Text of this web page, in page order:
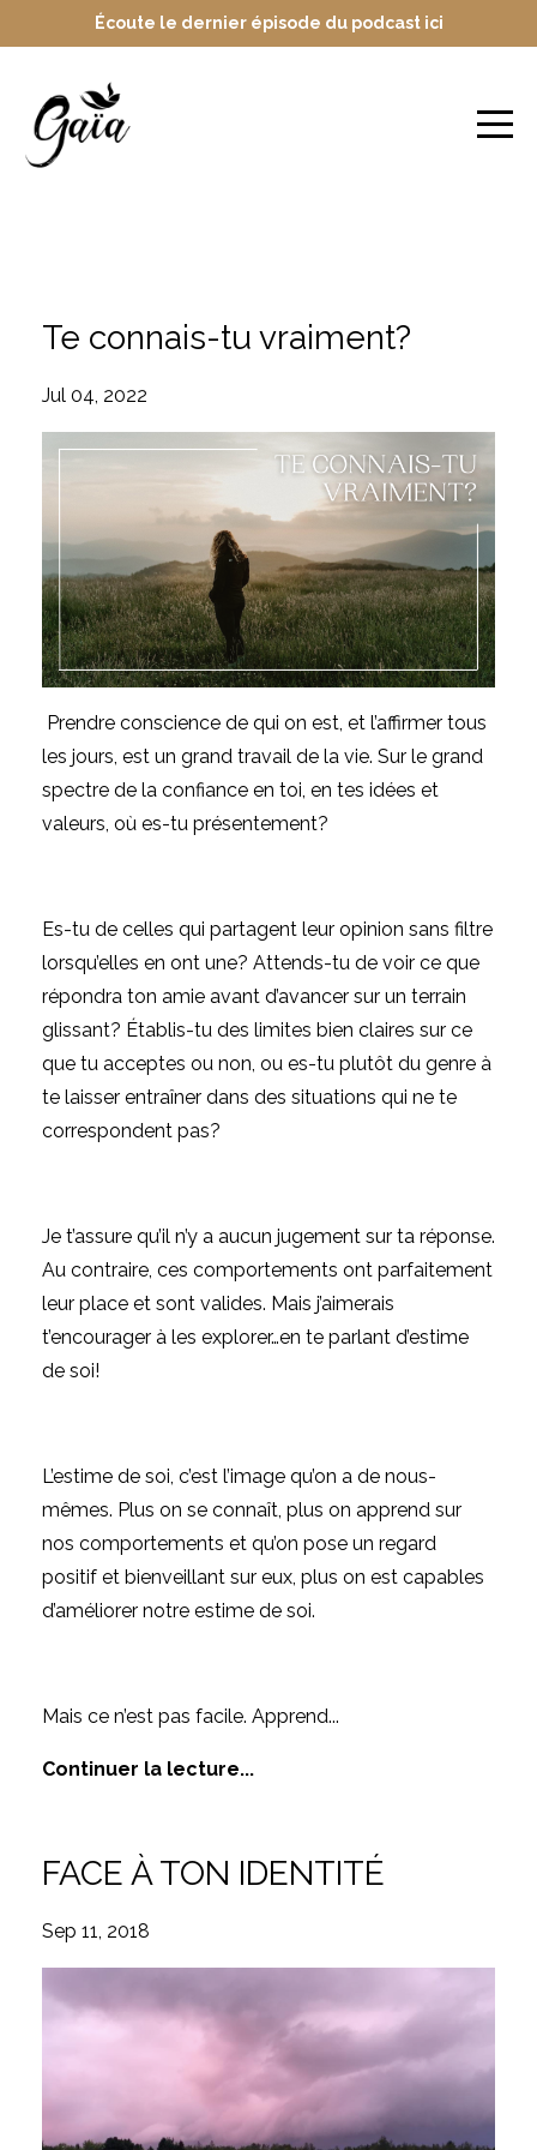
Écoute le dernier épisode du podcast ici
Te connais-tu vraiment?
Jul 04, 2022
Prendre conscience de qui on est, et l’affirmer tous
les jours, est un grand travail de la vie. Sur le grand
spectre de la confiance en toi, en tes idées et
valeurs, où es-tu présentement?
Es-tu de celles qui partagent leur opinion sans filtre
lorsqu’elles en ont une? Attends-tu de voir ce que
répondra ton amie avant d’avancer sur un terrain
glissant? Établis-tu des limites bien claires sur ce
que tu acceptes ou non, ou es-tu plutôt du genre à
te laisser entraîner dans des situations qui ne te
correspondent pas?
Je t’assure qu’il n’y a aucun jugement sur ta réponse.
Au contraire, ces comportements ont parfaitement
leur place et sont valides. Mais j’aimerais
t’encourager à les explorer…en te parlant d’estime
de soi!
L’estime de soi, c’est l’image qu’on a de nous-
mêmes. Plus on se connaît, plus on apprend sur
nos comportements et qu’on pose un regard
positif et bienveillant sur eux, plus on est capables
d’améliorer notre estime de soi.
Mais ce n’est pas facile. Apprend...
Continuer la lecture...
FACE À TON IDENTITÉ
Sep 11, 2018